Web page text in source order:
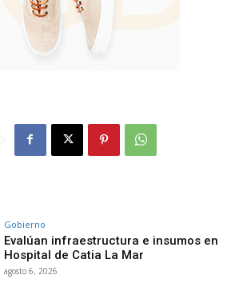
Gobierno
Evalúan infraestructura e insumos en
Hospital de Catia La Mar
agosto 6, 2026